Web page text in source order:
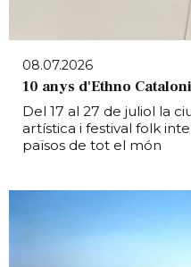
08.07.2026
10 anys d'Ethno
Del 17 al 27 de juliol la
artística i festival folk
països de tot el món